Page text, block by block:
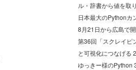
ル・辞書から値を取
日本最大のPythonカ
8月21日から広島で
第36回「スクレイピ
と可視化につなげる
ゆっきー様のPython